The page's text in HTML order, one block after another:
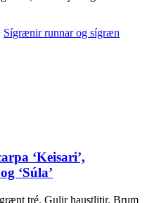
Sígrænir runnar og sígræn
‘Keisari’,
‘Súla’
tré. Gulir haustlitir. Brum